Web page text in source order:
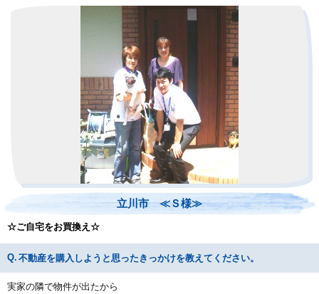
立川市 ≪Ｓ様≫
☆ご自宅をお買換え☆
不動産を購入しようと思ったきっかけを教えてください。
実家の隣で物件が出たから